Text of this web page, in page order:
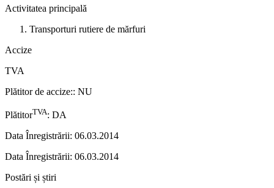
Activitatea principală
Transporturi rutiere de mărfuri
Accize
TVA
Plătitor de accize:: NU
PlătitorTVA: DA
Data Înregistrării: 06.03.2014
Data Înregistrării: 06.03.2014
Postări și știri